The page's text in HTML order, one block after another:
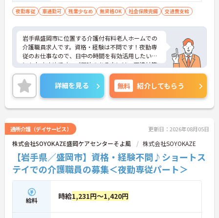
夜勤専従 車通勤可 残業少なめ 無資格OK 社会保険完備 交通費支給
岩手県盛岡市に位置する介護付有料老人ホームでの
介護職員求人です。資格・経験は不問です！夜勤専
従のお仕事なので、日中の時間を有効活用したい方
にもおすすめです。ご興味のある方には、面接対策
ポイント等、さらに詳細をお話ししますのでお気軽
にご相談ください！
詳細を見る 無料 紹介してもらう
通所介護（デイサービス） 更新日：2026年08月05日
株式会社SOYOKAZE盛岡ケアセンターそよ風 株式会社SOYOKAZE
【岩手県／盛岡市】資格・経験不問♪ショートス
テイでの介護職員の募集＜夜勤専従パート＞
給料 時給1,231円～1,420円